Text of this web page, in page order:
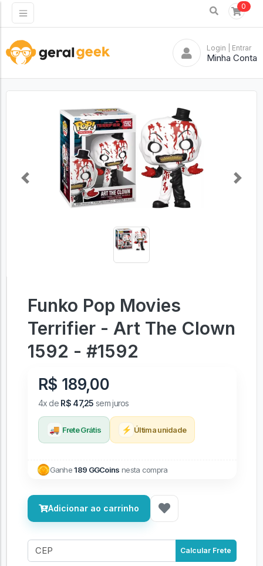
0
Login | Entrar
Minha Conta
Previous Next
Funko Pop Movies
Terrifier - Art The Clown
1592 - #1592
R$ 189,00
4x de R$ 47,25 sem juros
🚚 Frete Grátis ⚡ Última unidade
Ganhe189 GGCoins nesta compra
Adicionar ao carrinho
Calcular Frete